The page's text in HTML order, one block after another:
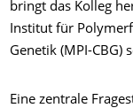
bringt das Kolleg
Institut für
Genetik (MPI-CBG)
Eine zentrale